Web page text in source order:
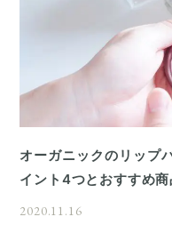
オーガニックのリップ
イント4つとおすすめ
2020.11.16